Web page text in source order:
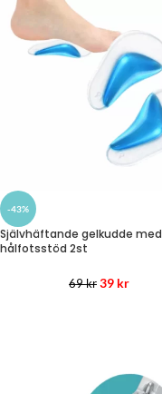
-43%
Självhäftande gelkudde med
hålfotsstöd 2st
69kr 39 kr